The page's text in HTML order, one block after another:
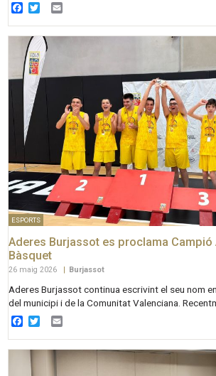
Facebook
Twitter
ESPORTS
Aderes Burjassot es proclama
Bàsquet
26 maig 2026 Burjassot
Aderes Burjassot continua escrivint el seu nom
del municipi i de la Comunitat Valenciana.
Facebook
Twitter